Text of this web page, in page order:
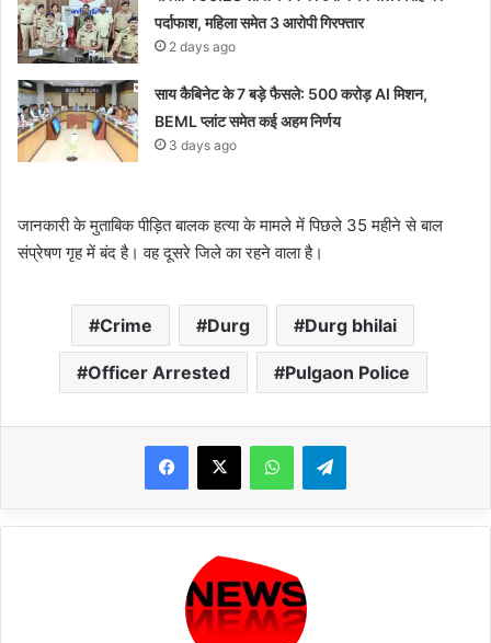
पर्दाफाश, महिला समेत 3 आरोपी गिरफ्तार
2 days ago
साय कैबिनेट के 7 बड़े फैसले: 500 करोड़ AI मिशन,
BEML प्लांट समेत कई अहम निर्णय
3 days ago
जानकारी के मुताबिक पीड़ित बालक हत्या के मामले में पिछले 35 महीने से बाल
संप्रेषण गृह में बंद है। वह दूसरे जिले का रहने वाला है।
Crime Durg Durg bhilai
Officer Arrested Pulgaon Police
WhatsAppTelegram